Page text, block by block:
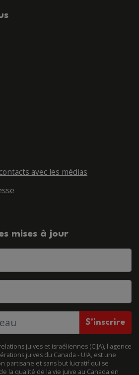
avec les médias
mises à jour
juives et israéliennes (CIJA), l'agence
juives du Canada - UIA, est une
partisane et sans but lucratif qui se
la qualité de la vie juive au Canada en